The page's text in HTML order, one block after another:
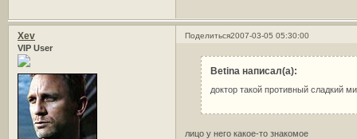
Поделиться2007-03-05 05:30:00
Xev
VIP User
Betina написал(а):
доктор такой противный сладкий
лицо у него какое-то знакомое